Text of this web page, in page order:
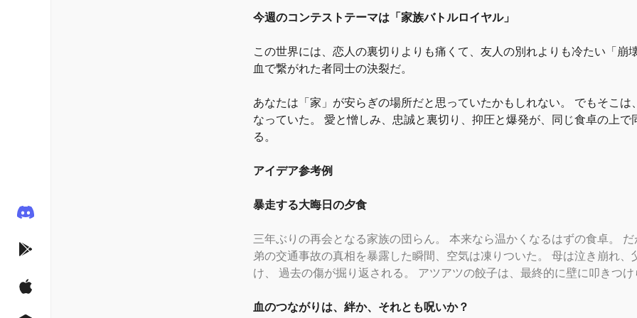
今週のコンテストテーマは 「家族バトルロイヤル」
この世界には、恋人の裏切りよりも痛くて、友人の別れよりも冷たい 「崩
血で繋がれた者同士の決裂だ。
あなたは 「家 」 が安らぎの場所だと思っていたかもしれない。 でもそこは
なっていた。 愛と憎しみ、忠誠と裏切り、抑圧と爆発が、同じ食卓の上で
る。
アイデア参考例
暴走する大晦日の夕食
三年ぶりの再会となる家族の団らん。 本来なら温かくなるはずの食卓。
弟の交通事故の真相を暴露した瞬間、空気は凍りついた。 母は泣き崩れ、
け、 過去の傷が掘り返される。 アツアツの餃子は、最終的に壁に叩きつ
血のつながりは、絆か、それとも呪いか？